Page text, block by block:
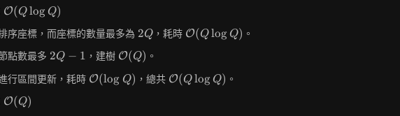
\mathcal{O}
(Q \log Q)
O(Q log Q)
序座標，而座標的數量最多為 2Q
2Q ，耗時 \mathcal{O}
(Q \log Q)
O(Q log Q) 。
點數最多 2Q-
2Q − 1 ，建樹 \mathcal{O}
O(Q) 。
行區間更新，耗時 \mathcal{O}
(\log Q)
O(log Q) ，總共 \mathcal{O}
(Q \log Q)
O(Qlog Q) 。
\mathcal{O}
(Q)
O(Q)